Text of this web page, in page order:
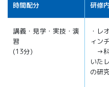
時間配分 研修
講義・見学・実技・演
習
(13分)
・レ
ィン
→科
いた
の研